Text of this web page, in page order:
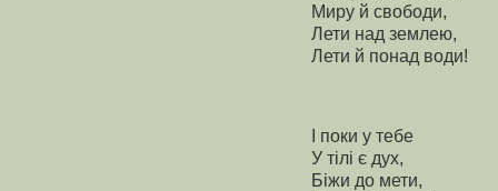
Миру й свободи,
Лети над землею,
Лети й понад води!
І поки у тебе
У тілі є дух,
Біжи до мети,